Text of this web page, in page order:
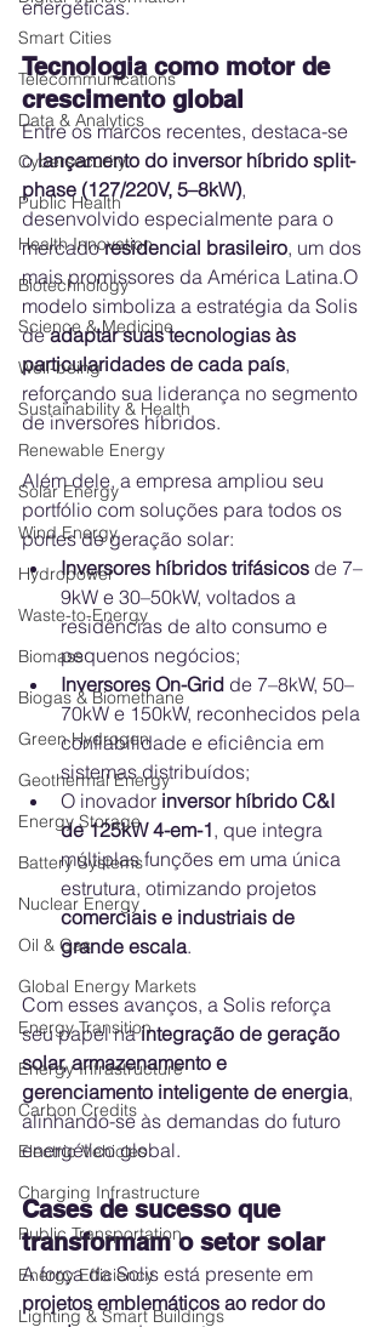
Smart Cities
Telecommunications
Data & Analytics
Cybersecurity
Public Health
Health Innovation
Biotechnology
Science & Medicine
Well-being
Sustainability & Health
Renewable Energy
Solar Energy
Wind Energy
Hydropower
Waste-to-Energy
Biomass
Biogas & Biomethane
Green Hydrogen
Geothermal Energy
Energy Storage
Battery Systems
Nuclear Energy
Oil & Gas
Global Energy Markets
Energy Transition
Energy Infrastructure
Carbon Credits
Electric Vehicles
Charging Infrastructure
Public Transportation
Energy Efficiency
Lighting & Smart Buildings
energéticas.
Tecnologia como motor de
crescimento global
Entre os marcos recentes, destaca-se
o lançamento do inversor híbrido split-
phase (127/220V, 5–8kW),
desenvolvido especialmente para o
mercado residencial brasileiro, um dos
mais promissores da América Latina.O
modelo simboliza a estratégia da Solis
de adaptar suas tecnologias às
particularidades de cada país,
reforçando sua liderança no segmento
de inversores híbridos.
Além dele, a empresa ampliou seu
portfólio com soluções para todos os
portes de geração solar:
Inversores híbridos trifásicos de 7–
9kW e 30–50kW, voltados a
residências de alto consumo e
pequenos negócios;
Inversores On-Grid de 7–8kW, 50–
70kW e 150kW, reconhecidos pela
confiabilidade e eficiência em
sistemas distribuídos;
O inovador inversor híbrido C&I
de 125kW 4-em-1, que integra
múltiplas funções em uma única
estrutura, otimizando projetos
comerciais e industriais de
grande escala.
Com esses avanços, a Solis reforça
seu papel na integração de geração
solar, armazenamento e
gerenciamento inteligente de energia,
alinhando-se às demandas do futuro
energético global.
Cases de sucesso que
transformam o setor solar
A força da Solis está presente em
projetos emblemáticos ao redor do